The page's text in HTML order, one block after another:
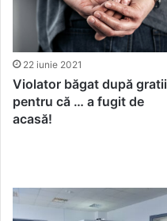
22 iunie 2021
Violator băgat după gratii
pentru că … a fugit de
acasă!